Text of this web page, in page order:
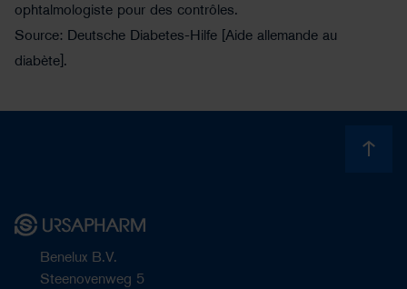
ophtalmologiste pour des contrôles.
Source: Deutsche Diabetes-Hilfe [Aide allemande au
diabète].
Benelux B.V.
Steenovenweg 5